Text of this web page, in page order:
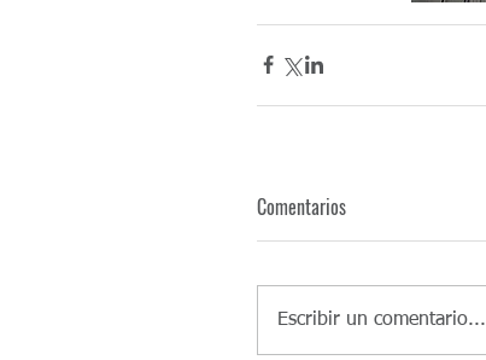
Comentarios
Escribir un comentario...